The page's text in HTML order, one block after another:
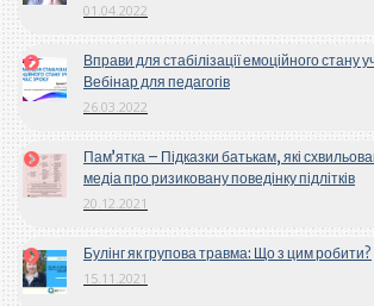
01.04.2022
Вправи для стабілізації емоційного стану
Вебінар для педагогів
26.03.2022
Пам’ятка – Підказки батькам, які
медіа про ризиковану поведінку підлітків
20.12.2021
Булінг як групова травма: Що з цим робити?
15.11.2021